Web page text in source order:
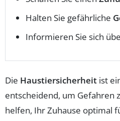
Halten Sie gefährliche
Informieren Sie sich
Die Haustiersicherheit ist
entscheidend, um
helfen, Ihr Zuhause optimal